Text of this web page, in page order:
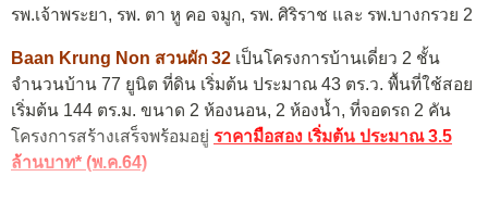
รพ.เจ้าพระยา, รพ. ตา หู คอ จมูก, รพ. ศิริราช และ รพ.บางกรวย 2
Baan Krung Non สวนผัก 32 เป็นโครงการบ้านเดี่ยว 2 ชั้น
จำนวนบ้าน 77 ยูนิต ที่ดิน เริ่มต้น ประมาณ 43 ตร.ว. พื้นที่ใช้สอย
เริ่มต้น 144 ตร.ม. ขนาด 2 ห้องนอน, 2 ห้องน้ำ, ที่จอดรถ 2 คัน
โครงการสร้างเสร็จพร้อมอยู่ ราคามือสอง เริ่มต้น ประมาณ 3.5
ล้านบาท* (พ.ค.64)